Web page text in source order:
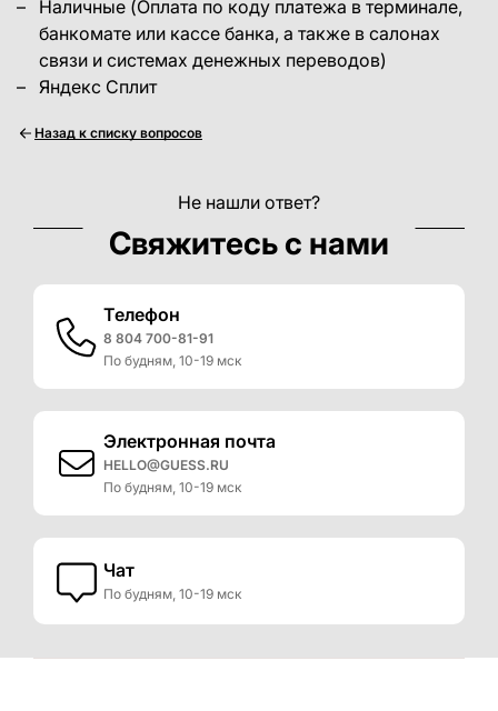
Наличные (Оплата по коду платежа в терминале,
банкомате или кассе банка, а также в салонах
связи и системах денежных переводов)
Яндекс Сплит
Назад к списку вопросов
Не нашли ответ?
Свяжитесь с нами
Телефон
8 804 700-81-91
По будням, 10-19 мск
Электронная почта
HELLO@GUESS.RU
По будням, 10-19 мск
Чат
По будням, 10-19 мск